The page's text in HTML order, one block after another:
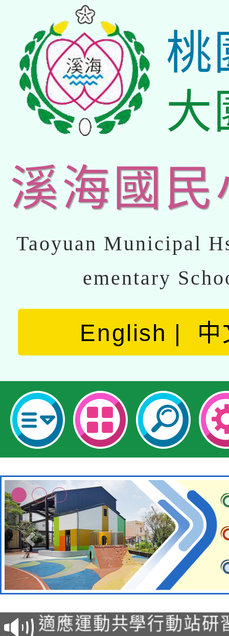
桃
大
溪海國民
Taoyuan Municipal
ementary
English 中
本校115學年度第2次
招甄選結果公告(無人
適應運動共學行動站研